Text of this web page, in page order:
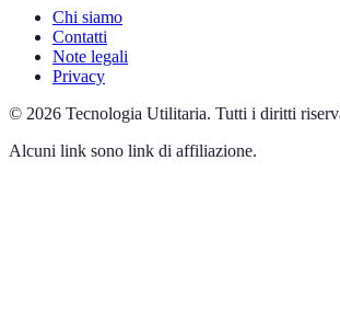
Chi siamo
Contatti
Note legali
Privacy
© 2026 Tecnologia Utilitaria. Tutti i diritti
Alcuni link sono link di affiliazione.